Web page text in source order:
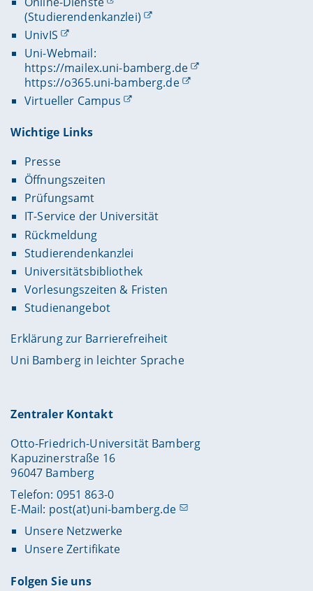
(Studierendenkanzlei)
UnivIS
Uni-Webmail:
https://mailex.uni-bamberg.de
https://o365.uni-bamberg.de
Virtueller Campus
Wichtige Links
Presse
Öffnungszeiten
Prüfungsamt
IT-Service der Universität
Rückmeldung
Studierendenkanzlei
Universitätsbibliothek
Vorlesungszeiten & Fristen
Studienangebot
Erklärung zur Barrierefreiheit
Uni Bamberg in leichter Sprache
Zentraler Kontakt
Otto-Friedrich-Universität Bamberg
Kapuzinerstraße 16
96047 Bamberg
Telefon: 0951 863-0
E-Mail: post(at)uni-bamberg.de
Unsere Netzwerke
Unsere Zertifikate
Folgen Sie uns